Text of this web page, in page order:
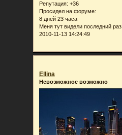
Репутация: +36
Просидел на форуме:
8 дней 23 часа
Меня тут видели последний раз
2010-11-13 14:24:49
Ellina
Невозможное возможно